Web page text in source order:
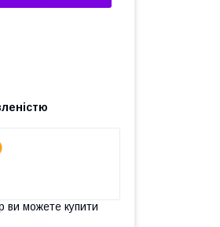
ви можете купити